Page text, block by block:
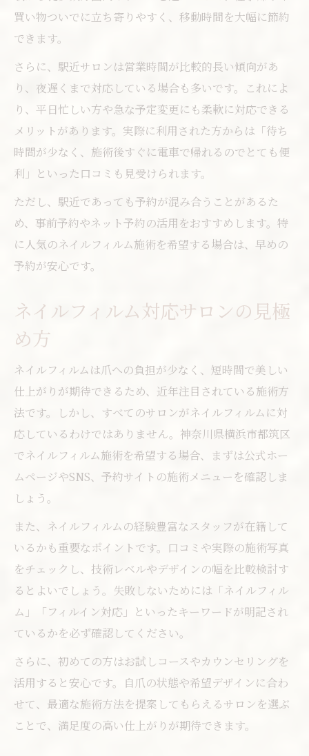
買い物ついでに立ち寄りやすく、移動時間を大幅に節約
できます。
さらに、駅近サロンは営業時間が比較的長い傾向があ
り、夜遅くまで対応している場合も多いです。これによ
り、平日忙しい方や急な予定変更にも柔軟に対応できる
メリットがあります。実際に利用された方からは「待ち
時間が少なく、施術後すぐに電車で帰れるのでとても便
利」といった口コミも見受けられます。
ただし、駅近であっても予約が混み合うことがあるた
め、事前予約やネット予約の活用をおすすめします。特
に人気のネイルフィルム施術を希望する場合は、早めの
予約が安心です。
ネイルフィルム対応サロンの見極
め方
ネイルフィルムは爪への負担が少なく、短時間で美しい
仕上がりが期待できるため、近年注目されている施術方
法です。しかし、すべてのサロンがネイルフィルムに対
応しているわけではありません。神奈川県横浜市都筑区
でネイルフィルム施術を希望する場合、まずは公式ホー
ムページやSNS、予約サイトの施術メニューを確認しま
しょう。
また、ネイルフィルムの経験豊富なスタッフが在籍して
いるかも重要なポイントです。口コミや実際の施術写真
をチェックし、技術レベルやデザインの幅を比較検討す
るとよいでしょう。失敗しないためには「ネイルフィル
ム」「フィルイン対応」といったキーワードが明記され
ているかを必ず確認してください。
さらに、初めての方はお試しコースやカウンセリングを
活用すると安心です。自爪の状態や希望デザインに合わ
せて、最適な施術方法を提案してもらえるサロンを選ぶ
ことで、満足度の高い仕上がりが期待できます。